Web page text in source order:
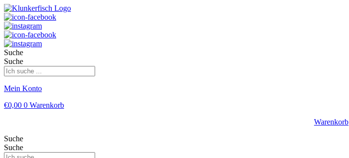
Suche
Suche
Mein Konto
€0,00 0 Warenkorb
Warenkorb
Suche
Suche